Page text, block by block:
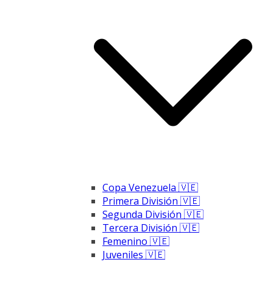
Copa Venezuela 🇻🇪
Primera División 🇻🇪
Segunda División 🇻🇪
Tercera División 🇻🇪
Femenino 🇻🇪
Juveniles 🇻🇪